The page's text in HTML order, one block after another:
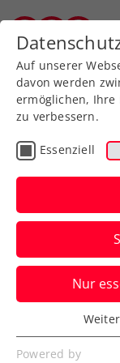
Zurück
ATP
2
zum
Zwei
ATP-250-
schon fest
Auf unserer
davon werden
ermöglichen,
zu verbessern.
Essenziell
Nur
Essenziell
Essenzielle
Powered by